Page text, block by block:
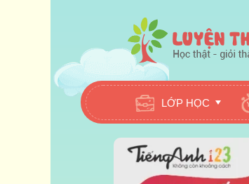
LỚP HỌC